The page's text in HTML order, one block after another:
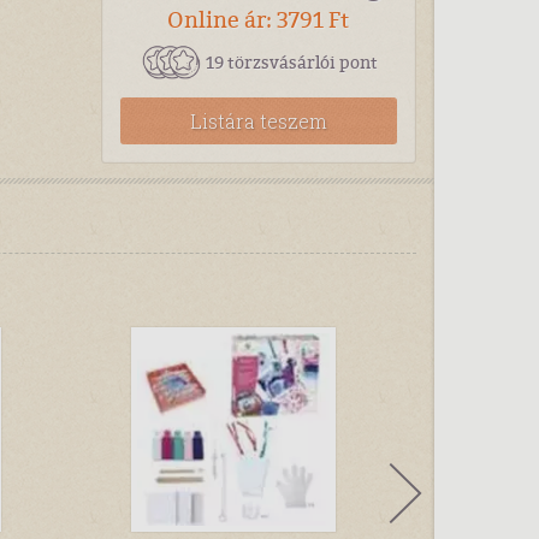
Online ár: 3791 Ft
19 törzsvásárlói pont
Listára teszem